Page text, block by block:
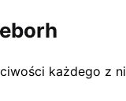
każdego z